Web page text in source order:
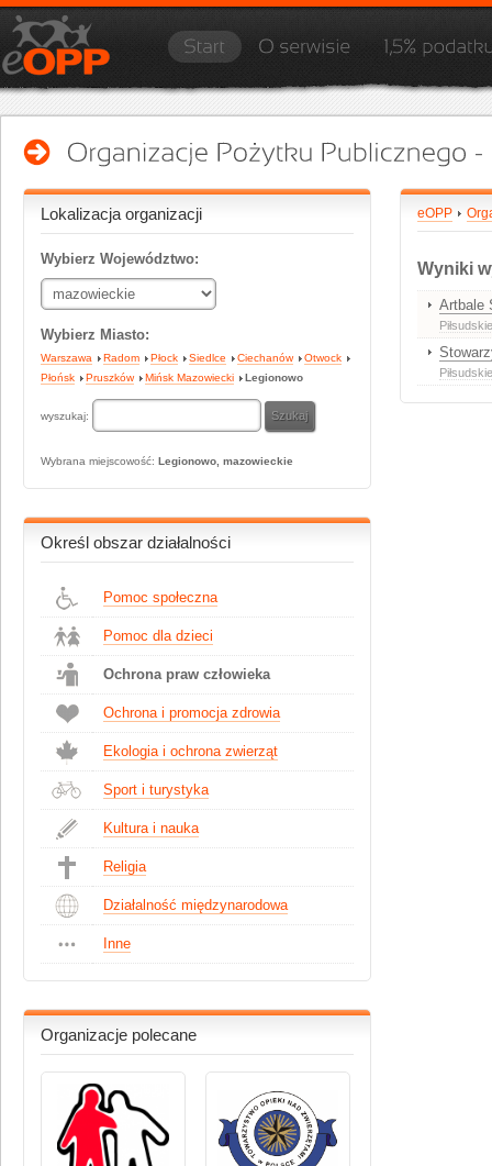
Lokalizacja organizacji
Wybierz Województwo:
Wybierz Miasto:
Warszawa Radom Płock Siedlce Ciechanów
Otwock
Płońsk
Pruszków Mińsk Mazowiecki Legionowo
wyszukaj:
Wybrana miejscowość: Legionowo, mazowieckie
Określ obszar działalności
Pomoc społeczna
Pomoc dla dzieci
Ochrona praw człowieka
Ochrona i promocja zdrowia
Ekologia i ochrona zwierząt
Sport i turystyka
Kultura i nauka
Religia
Działalność międzynarodowa
Inne
Organizacje polecane
eOPP
Wyniki
Artbale